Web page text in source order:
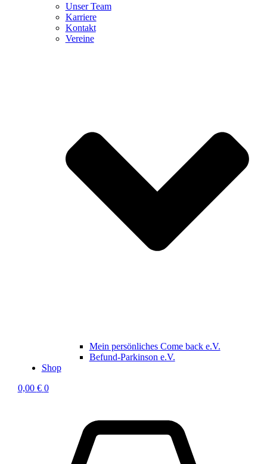
Unser Team
Karriere
Kontakt
Vereine
Mein persönliches Come back e.V.
Befund-Parkinson e.V.
Shop
0,00 € 0